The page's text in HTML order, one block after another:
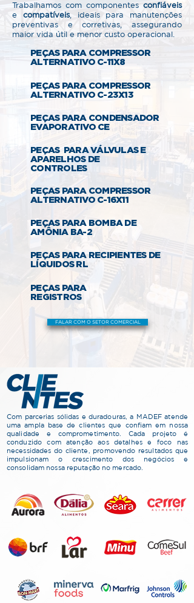
Trabalhamos com componentes confiáveis
e compatíveis, ideais para manutenções
preventivas e corretivas, assegurando
maior vida útil e menor custo operacional.
PEÇAS PARA COMPRESSOR
ALTERNATIVO C-11X8
PEÇAS PARA COMPRESSOR
ALTERNATIVO C-23X13
PEÇAS PARA CONDENSADOR
EVAPORATIVO CE
PEÇAS PARA VÁLVULAS E
APARELHOS DE
CONTROLES
PEÇAS PARA COMPRESSOR
ALTERNATIVO C-16X11
PEÇAS PARA BOMBA DE
AMÔNIA BA-2
PEÇAS PARA RECIPIENTES DE
LÍQUIDOS RL
PEÇAS PARA
REGISTROS
FALAR COM O SETOR COMERCIAL
Com parcerias sólidas e duradouras, a MADEF atende
uma ampla base de clientes que confiam em nossa
qualidade e comprometimento. Cada projeto é
conduzido com atenção aos detalhes e foco nas
necessidades do cliente, promovendo resultados que
impulsionam o crescimento dos negócios e
consolidam nossa reputação no mercado.